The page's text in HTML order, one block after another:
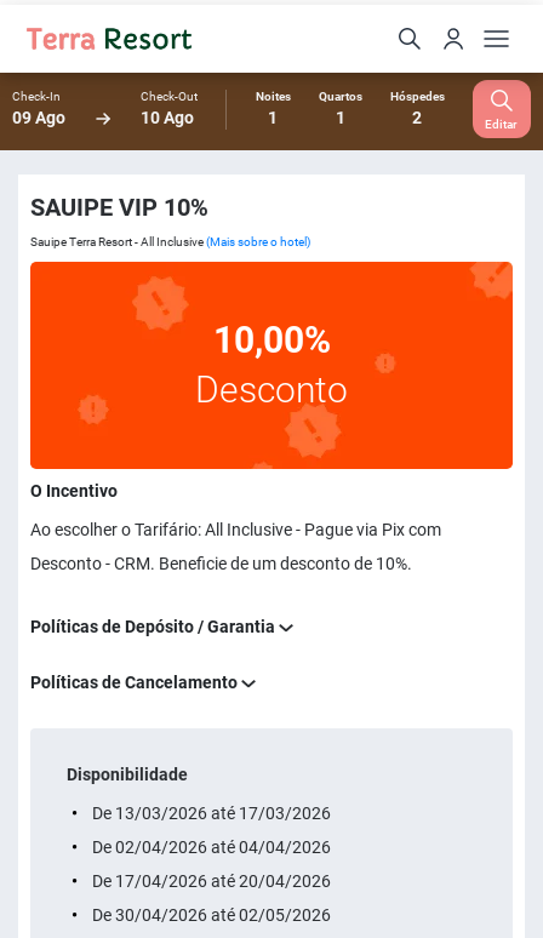
Check-In
09 Ago
Check-Out
10 Ago
Noites
1
Quartos
1
Hóspedes
2 Editar
SAUIPE VIP 10%
Sauipe Terra Resort - All Inclusive(Mais sobre o hotel)
10,00%
Desconto
O Incentivo
Ao escolher o Tarifário: All Inclusive - Pague via Pix com
Desconto - CRM. Beneficie de um desconto de 10%.
Políticas de Depósito / Garantia
Políticas de Cancelamento
Disponibilidade
De 13/03/2026 até 17/03/2026
De 02/04/2026 até 04/04/2026
De 17/04/2026 até 20/04/2026
De 30/04/2026 até 02/05/2026